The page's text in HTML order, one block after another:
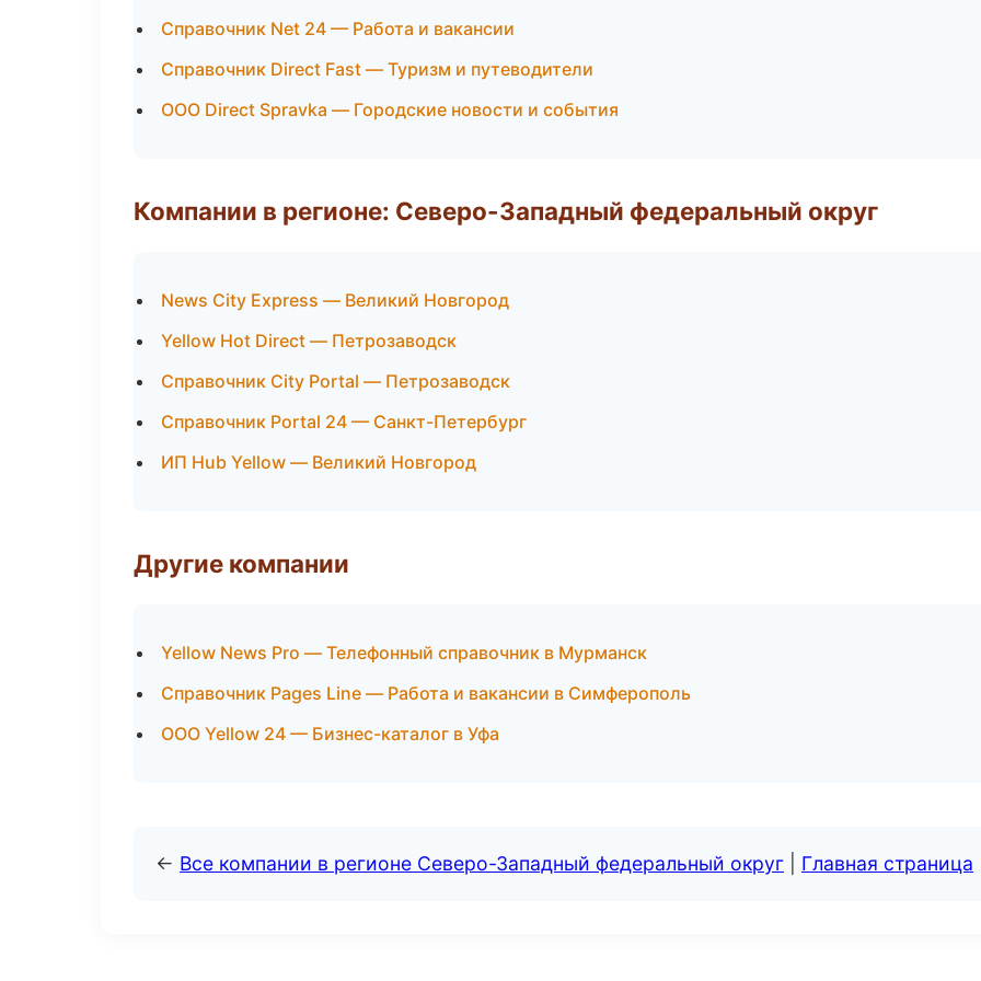
Справочник Net 24 — Работа и вакансии
Справочник Direct Fast — Туризм и путеводители
ООО Direct Spravka — Городские новости и события
Компании в регионе: Северо-Западный федеральный округ
News City Express — Великий Новгород
Yellow Hot Direct — Петрозаводск
Справочник City Portal — Петрозаводск
Справочник Portal 24 — Санкт-Петербург
ИП Hub Yellow — Великий Новгород
Другие компании
Yellow News Pro — Телефонный справочник в Мурманск
Справочник Pages Line — Работа и вакансии в Симферополь
ООО Yellow 24 — Бизнес-каталог в Уфа
← Все компании в регионе Северо-Западный федеральный округ Главная страница